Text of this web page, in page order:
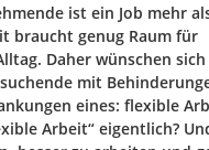
ist ein Job mehr
braucht genug Raum für
Daher wünschen sich
mit
eines: flexible
Arbeit“ eigentlich?